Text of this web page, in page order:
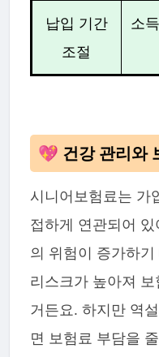
납입 기간
조절
소
💖 건강 관리와
시니어보험료는 가
접하게 연관되어
의 위험이 증가하
리스크가 높아져
거든요. 하지만 역
면 보험료 부담을